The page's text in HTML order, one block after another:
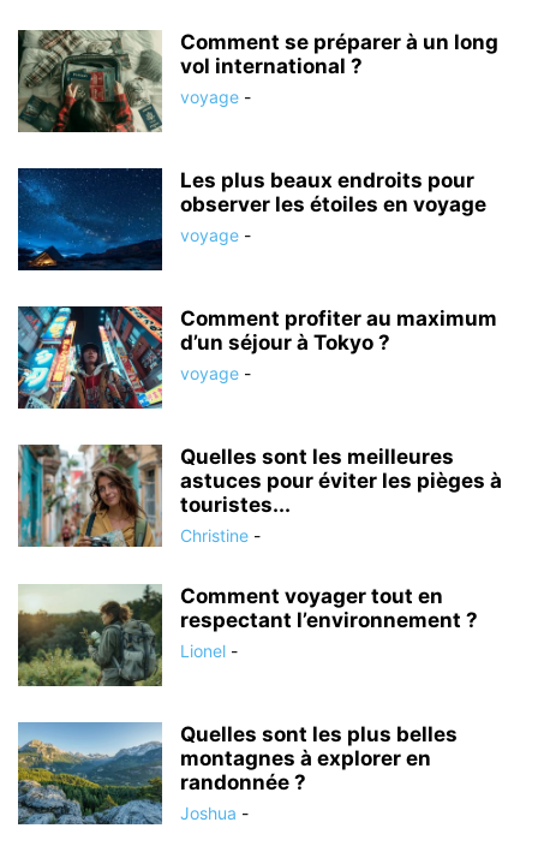
Comment se préparer à un long
vol international ?
voyage -
Les plus beaux endroits pour
observer les étoiles en voyage
voyage -
Comment profiter au maximum
d’un séjour à Tokyo ?
voyage -
Quelles sont les meilleures
astuces pour éviter les pièges à
touristes...
Christine -
Comment voyager tout en
respectant l’environnement ?
Lionel -
Quelles sont les plus belles
montagnes à explorer en
randonnée ?
Joshua -